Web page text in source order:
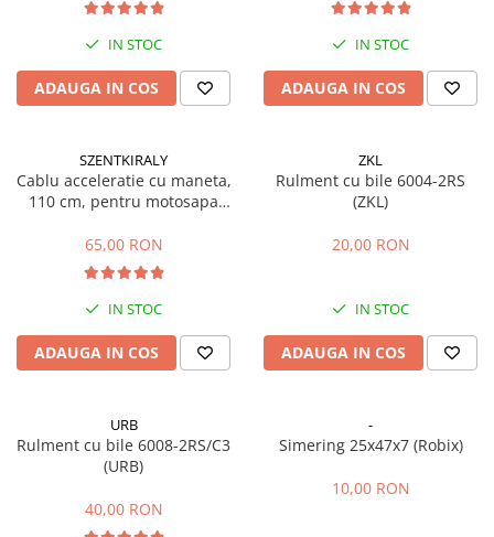
Compactoare
Maiuri compactoare
Cilindri vibrocompactori
Accesorii compactoare
Betoniere si Malaxoare
Betoniere
Depozitare, transport si protectie
Echipamente de ridicat
Echipamente pentru transport
Accesorii pentru depozitare,
Tehnica diamantata
IN STOC
ADAUGA IN COS
IN STOC
ADAUGA IN COS
SZENTKIRALY
Cablu acceleratie cu maneta,
110 cm, pentru motosapa
65,00 RON
IN STOC
ADAUGA IN COS
ZKL
Rulment cu bile 6004-2RS
(ZKL)
20,00 RON
IN STOC
ADAUGA IN COS
URB
Rulment cu bile 6008-2RS/C3
(URB)
40,00 RON
-
Simering 25x47x7 (Robix)
10,00 RON